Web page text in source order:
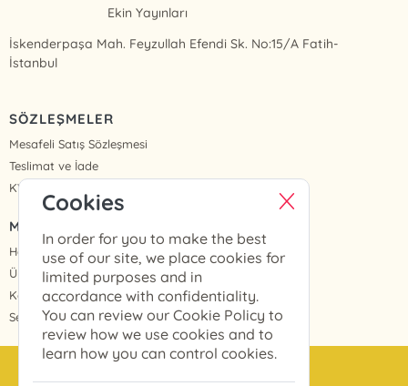
Ekin Yayınları
İskenderpaşa Mah. Feyzullah Efendi Sk. No:15/A Fatih-
İstanbul
SÖZLEŞMELER
Mesafeli Satış Sözleşmesi
Teslimat ve İade
KVKK Politikası ve Aydınlatma Metinleri
MENÜ
Homepage
Üye Girişi
Kayıt Ol
Sepetim
Cookies
In order for you to make the best
use of our site, we place cookies for
limited purposes and in
accordance with confidentiality.
You can review our Cookie Policy to
review how we use cookies and to
learn how you can control cookies.